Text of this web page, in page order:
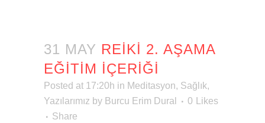
31 MAY REİKİ 2. AŞAMA
EĞITIM İÇERIĞI
Posted at 17:20h in Meditasyon, Sağlık,
Yazılarımız by Burcu Erim Dural 0
Likes
Share